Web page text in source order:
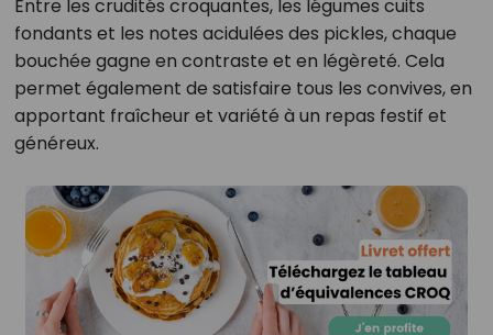
Entre les crudités croquantes, les légumes cuits
fondants et les notes acidulées des pickles, chaque
bouchée gagne en contraste et en légèreté. Cela
permet également de satisfaire tous les convives, en
apportant fraîcheur et variété à un repas festif et
généreux.